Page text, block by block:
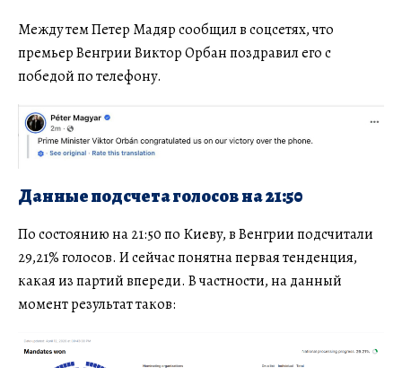
Между тем Петер Мадяр сообщил в соцсетях, что
премьер Венгрии Виктор Орбан поздравил его с
победой по телефону.
Данные подсчета голосов на 21:50
По состоянию на 21:50 по Киеву, в Венгрии подсчитали
29,21% голосов. И сейчас понятна первая тенденция,
какая из партий впереди. В частности, на данный
момент результат таков: